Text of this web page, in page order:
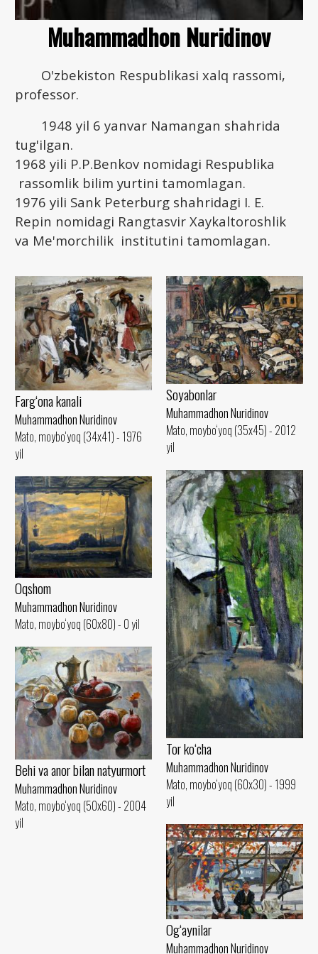
Muhammadhon Nuridinov
O'zbekiston Respublikasi xalq rassomi,
professor.
1948 yil 6 yanvar Namangan shahrida
tug'ilgan.
1968 yili P.P.Benkov nomidagi Respublika
rassomlik bilim yurtini tamomlagan.
1976 yili Sank Peterburg shahridagi I. E.
Repin nomidagi Rangtasvir Xaykaltoroshlik
va Me'morchilik institutini tamomlagan.
Farg‘ona kanali
Muhammadhon Nuridinov
Mato, moybo‘yoq (34x41) - 1976
yil
Soyabonlar
Muhammadhon Nuridinov
Mato, moybo‘yoq (35x45) - 2012
yil
Tor ko‘cha
Muhammadhon Nuridinov
Mato, moybo‘yoq (60x30) - 1999
yil
Oqshom
Muhammadhon Nuridinov
Mato, moybo‘yoq (60x80) - 0 yil
Behi va anor bilan natyurmort
Muhammadhon Nuridinov
Mato, moybo‘yoq (50x60) - 2004
yil
Og‘aynilar
Muhammadhon Nuridinov